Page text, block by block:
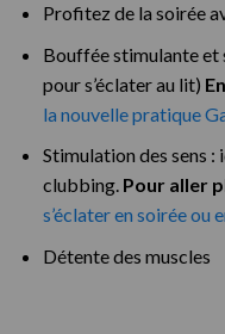
Profitez de la soirée
Bouffée stimulante et
pour s’éclater au lit)
la nouvelle pratique
Stimulation des sens :
clubbing. Pour aller
s’éclater en soirée ou
Détente des muscles